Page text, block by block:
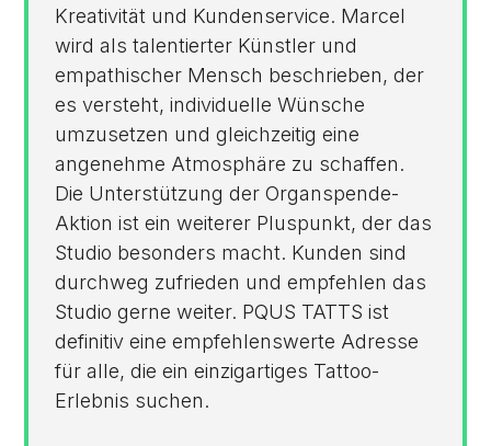
Kreativität und Kundenservice. Marcel
wird als talentierter Künstler und
empathischer Mensch beschrieben, der
es versteht, individuelle Wünsche
umzusetzen und gleichzeitig eine
angenehme Atmosphäre zu schaffen.
Die Unterstützung der Organspende-
Aktion ist ein weiterer Pluspunkt, der das
Studio besonders macht. Kunden sind
durchweg zufrieden und empfehlen das
Studio gerne weiter. PQUS TATTS ist
definitiv eine empfehlenswerte Adresse
für alle, die ein einzigartiges Tattoo-
Erlebnis suchen.